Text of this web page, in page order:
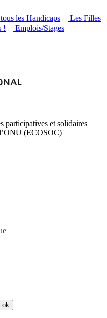
les Handicaps
Les Filles
!
Emplois/Stages
participatives et solidaires
(ECOSOC)